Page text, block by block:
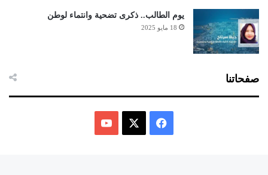
يوم الطالب.. ذكرى تضحية وانتماء لوطن
18 مايو 2025
صفحاتنا